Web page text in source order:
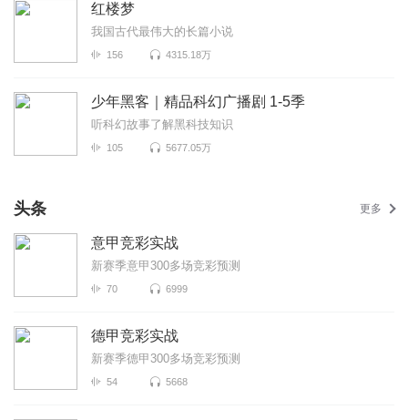
红楼梦
我国古代最伟大的长篇小说
156 4315.18万
少年黑客｜精品科幻广播剧 1-5季
听科幻故事了解黑科技知识
105 5677.05万
头条 更多
意甲竞彩实战
新赛季意甲300多场竞彩预测
70 6999
德甲竞彩实战
新赛季德甲300多场竞彩预测
54 5668